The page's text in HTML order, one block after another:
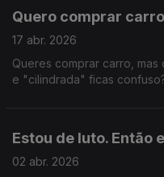
Quero comprar
17 abr. 2026
Queres comprar carro,
e "cilindrada" ficas
Estou de luto. Então
02 abr. 2026